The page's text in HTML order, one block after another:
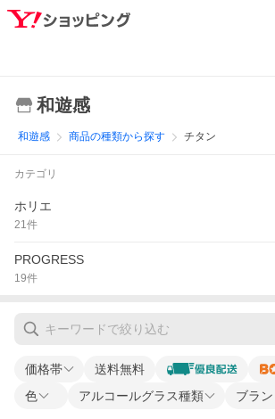
和遊感
和遊感 商品の種類から探す チタン
カテゴリ
ホリエ
21件
PROGRESS
19件
価格帯 送料無料
色 アルコールグラス種類 ブラン